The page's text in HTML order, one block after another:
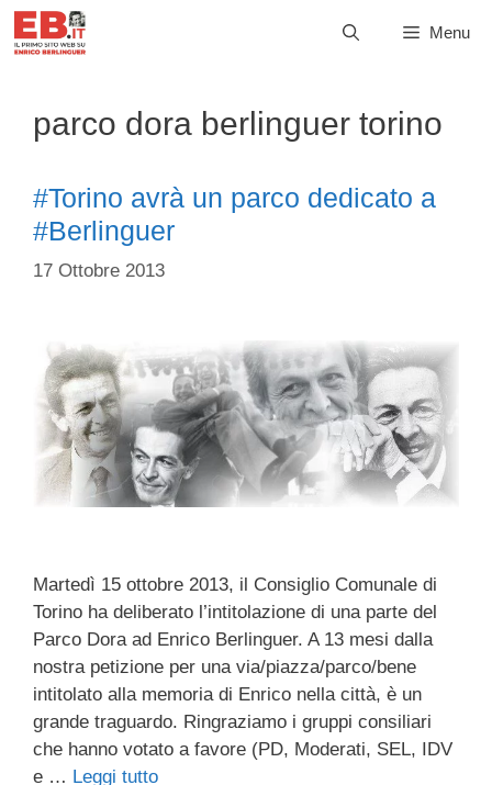
Vai
Menu
parco dora berlinguer torino
#Torino avrà un parco dedicato a
#Berlinguer
17 Ottobre 2013
Martedì 15 ottobre 2013, il Consiglio Comunale di
Torino ha deliberato l’intitolazione di una parte del
Parco Dora ad Enrico Berlinguer. A 13 mesi dalla
nostra petizione per una via/piazza/parco/bene
intitolato alla memoria di Enrico nella città, è un
grande traguardo. Ringraziamo i gruppi consiliari
che hanno votato a favore (PD, Moderati, SEL, IDV
e … Leggi tutto